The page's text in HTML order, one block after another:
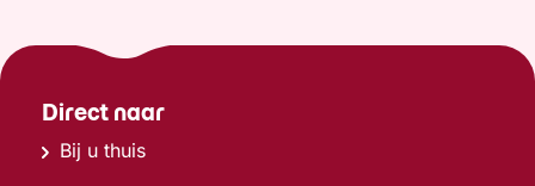
Direct naar
Bij u thuis